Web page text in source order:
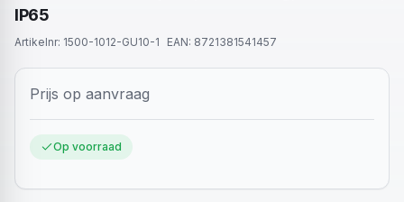
IP65
Artikelnr: 1500-1012-GU10-1 EAN: 8721381541457
Prijs op aanvraag
Op voorraad